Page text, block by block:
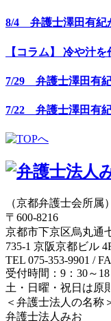
8/4 弁護士澤田有紀
【コラム】 冷や汁
7/29 弁護士澤田有
7/22 弁護士澤田有
（京都弁護士会所属）
〒600-8216
京都市下京区烏丸通
735-1 京阪京都ビル
TEL 075-353-9901 /
受付時間：9：30～18
土・日曜・祝日は原
＜弁護士法人の名称
弁護士法人みお